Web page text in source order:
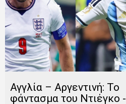
Αγγλία – Αργεντινή: Το
φάντασμα του Ντιέγκο -